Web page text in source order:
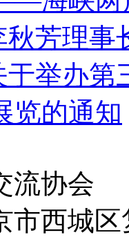
秋芳理事
于举办第
览的通知
流协会
市西城